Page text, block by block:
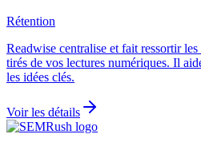
Rétention
Readwise centralise et fait ressortir
tirés de vos lectures numériques. Il
les idées clés.
Voir les détails